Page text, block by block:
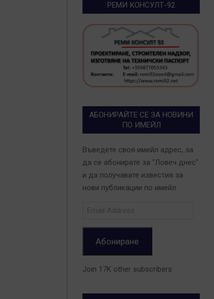
РЕМИ КОНСУЛТ-92
АБОНИРАЙТЕ СЕ ЗА НОВИНИ
ПО ИМЕЙЛ
Въведете своя имейл адрес, за
да се абонирате за "Ловеч днес"
и да получавате известия за
нови публикации по имейл.
Абониране
Join 17K other subscribers